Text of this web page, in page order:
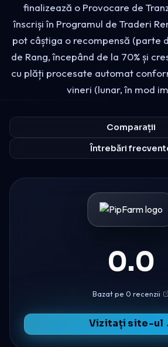
finalizează o Provocare de
înscriși în Programul de Traderi
pot câștiga o recompensă (parte
de Rang, începând de la 70% și
cu plăți procesate automat
vineri (lunar, în mod
Comparații
Întrebări
0.0
Bazat pe 0 recenzii
Vizitați site-ul